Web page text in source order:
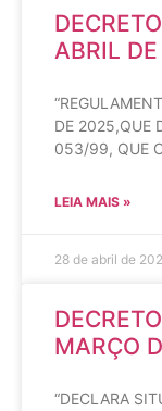
ABRIL
DE 2025,QUE
053/99, QUE
LEIA MAIS »
28 de abril de
MARÇO
“DECLARA